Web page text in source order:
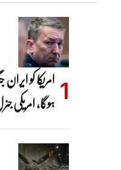
امریکا کو
ہوگا، امریکی